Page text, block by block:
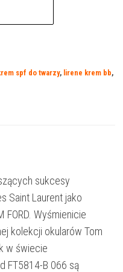
spf do twarzy, lirene krem bb,
sukcesy
Saint Laurent jako
FORD. Wyśmienicie
kolekcji okularów Tom
w świecie
FT5814-B 066 są